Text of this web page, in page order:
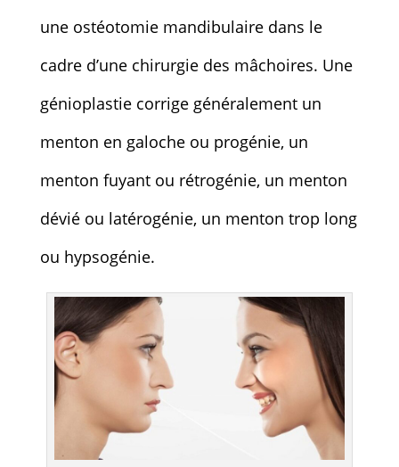
une ostéotomie mandibulaire dans le
cadre d’une chirurgie des mâchoires. Une
génioplastie corrige généralement un
menton en galoche ou progénie, un
menton fuyant ou rétrogénie, un menton
dévié ou latérogénie, un menton trop long
ou hypsogénie.